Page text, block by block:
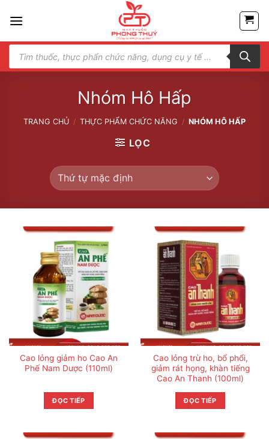
Tìm
kiếm
phẩm
Nhóm Hô Hấp
TRANG CHỦ / THỰC PHẨM CHỨC NĂNG / NHÓM HÔ HẤP
LỌC
Cao lỏng giảm ho Cao An
Phế Nam Dược (110ml)
ĐỌC TIẾP
Cao lỏng trừ ho, bổ phổi,
giảm rát họng, khàn tiếng
Cao An Thanh (100ml)
ĐỌC TIẾP